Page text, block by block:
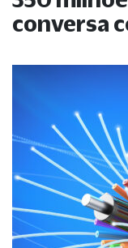
conversa